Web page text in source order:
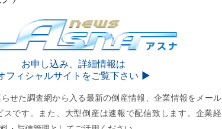
お申し込み、詳細情報は
フィシャルサイトをご覧下さい ▶︎
せた調査網から入る最新の倒産情報、企業情報をメール
スです。また、大型倒産は速報で配信致します。企業経